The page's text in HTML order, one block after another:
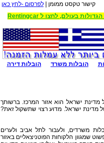
קישור טקסט ממומן |לפרסום -לחץ כאן
הובלות משרד
הובלות דירה
ישראל הוא אזור המרכז. ברשותך
ישראל. מדוע רצוי שתשקול זאת?
משרדים, ולעבור לתל אביב ולערים
שמגוון הלקוחות הפוטניצאליים באזור